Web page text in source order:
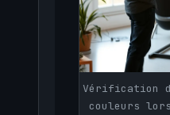
Vérification
couleurs